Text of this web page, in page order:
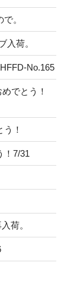
。
入荷。
No.165
でとう！
！
！7/31
荷。